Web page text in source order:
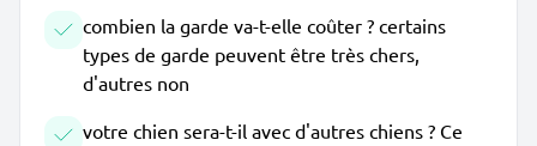
combien la garde va-t-elle coûter ? certains
types de garde peuvent être très chers,
d'autres non
votre chien sera-t-il avec d'autres chiens ? Ce